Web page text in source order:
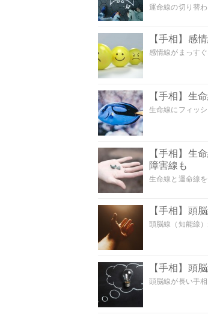
運命線の切り替
【手相】感
感情線がまっす
【手相】生
生命線にフィッ
【手相】生
障害線も
生命線と運命線
【手相】頭
頭脳線（知能線
【手相】頭
頭脳線が長い手